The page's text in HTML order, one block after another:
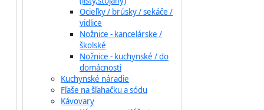
Ocieľky / brúsky / sekáče /
vidlice
Nožnice - kancelárske /
školské
Nožnice - kuchynské / do
domácnosti
Kuchynské náradie
Fľaše na šľahačku a sódu
Kávovary